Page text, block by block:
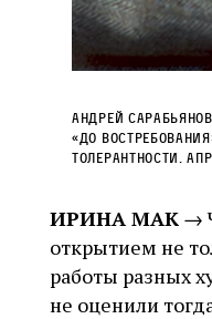
Андрей
«До
толерантности.
ИРИНА МАК →
открытием не
работы разных
не оценили